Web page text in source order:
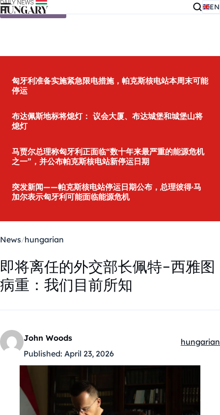
Skip to content EN
匈牙利准备实施紧急限电措施，帕克斯核电站本周末可能
停运
布达佩斯地标将熄灯： 议会大厦、布达城堡和城堡山将
熄灯
马贾尔总理称匈牙利正面临“数十年来最严重的能源危机
之一”，并公布帕克斯核电站新停运日期
突发新闻——帕克斯核电站停运日期公布，总理彼得·马
加尔表示匈牙利可能面临能源危机
News hungarian
即将离任的外交部长佩特-西雅图
病重：我们目前所知
John Woods
Published: April 23, 2026
hungarian